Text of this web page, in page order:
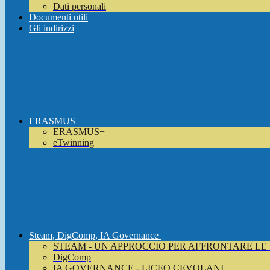
Dati personali
Documenti utili
Gli indirizzi
ERASMUS+
ERASMUS+
eTwinning
Steam, DigComp, IA Governance
STEAM - UN APPROCCIO PER AFFRONTARE
DigComp